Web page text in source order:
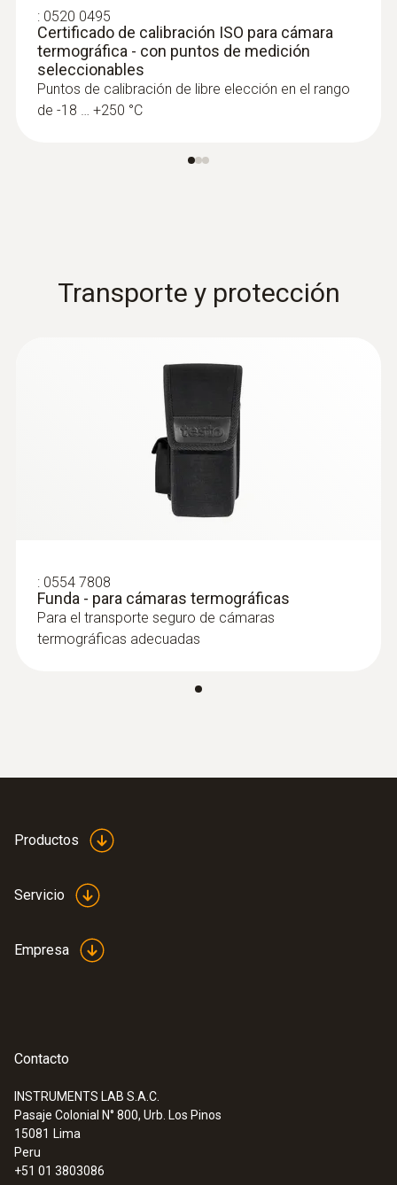
sartenes
Termografía de hornos y máquinas de
gran dimensión en una imagen infrarroja,
por ejemplo, hornos giratorios en la
producción de cemento
: 0520 0495
Certificado de calibración ISO para cámara
termográfica - con puntos de medición
seleccionables
Puntos de calibración de libre elección en el rango
de -18 … +250 °C
Transporte y protección
: 0554 7808
Funda - para cámaras termográficas
Para el transporte seguro de cámaras
termográficas adecuadas
Productos
Servicio
Empresa
Contacto
INSTRUMENTS LAB S.A.C.
Pasaje Colonial N° 800, Urb. Los Pinos
15081 Lima
Peru
+51 01 3803086